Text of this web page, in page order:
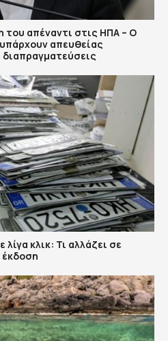
του απέναντι στις ΗΠΑ – Ο
απευθείας
διαπραγματεύσεις
κλικ: Τι αλλάζει σε
έκδοση